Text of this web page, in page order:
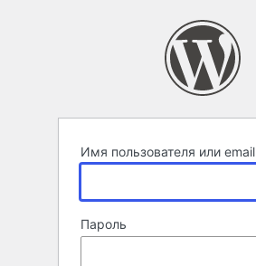
Имя пользователя или email
Пароль